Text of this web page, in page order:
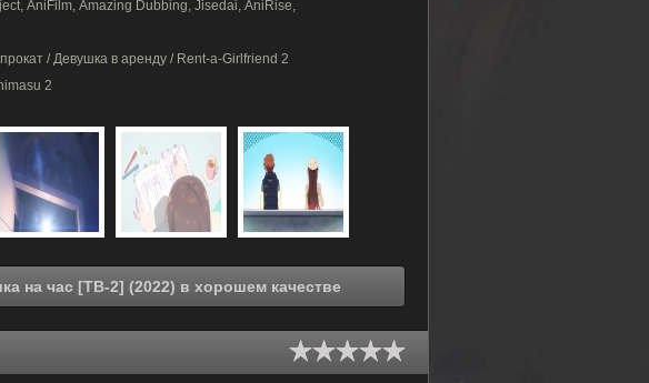
AniFilm, Amazing Dubbing, Jisedai, AniRise,
/ Девушка в аренду / Rent-a-Girlfriend 2
2
Смотреть онлайн Девушка на час [ТВ-2] (2022) в хорошем качестве